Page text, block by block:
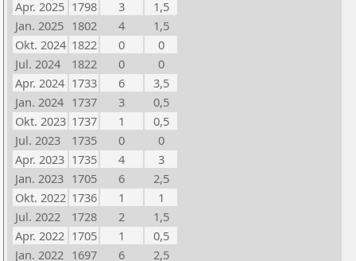
Apr. 2025 1798 3
1,5
Jan. 2025 1802 4
1,5
Okt. 2024 1822 0
0
Jul. 2024
1822 0
0
Apr. 2024 1733 6
3,5
Jan. 2024 1737 3
0,5
Okt. 2023 1737 1
0,5
Jul. 2023
1735 0
0
Apr. 2023 1735 4
3
Jan. 2023 1705 6
2,5
Okt. 2022 1736 1
1
Jul. 2022
1728 2
1,5
Apr. 2022 1705 1
0,5
Jan. 2022 1697 6
2,5